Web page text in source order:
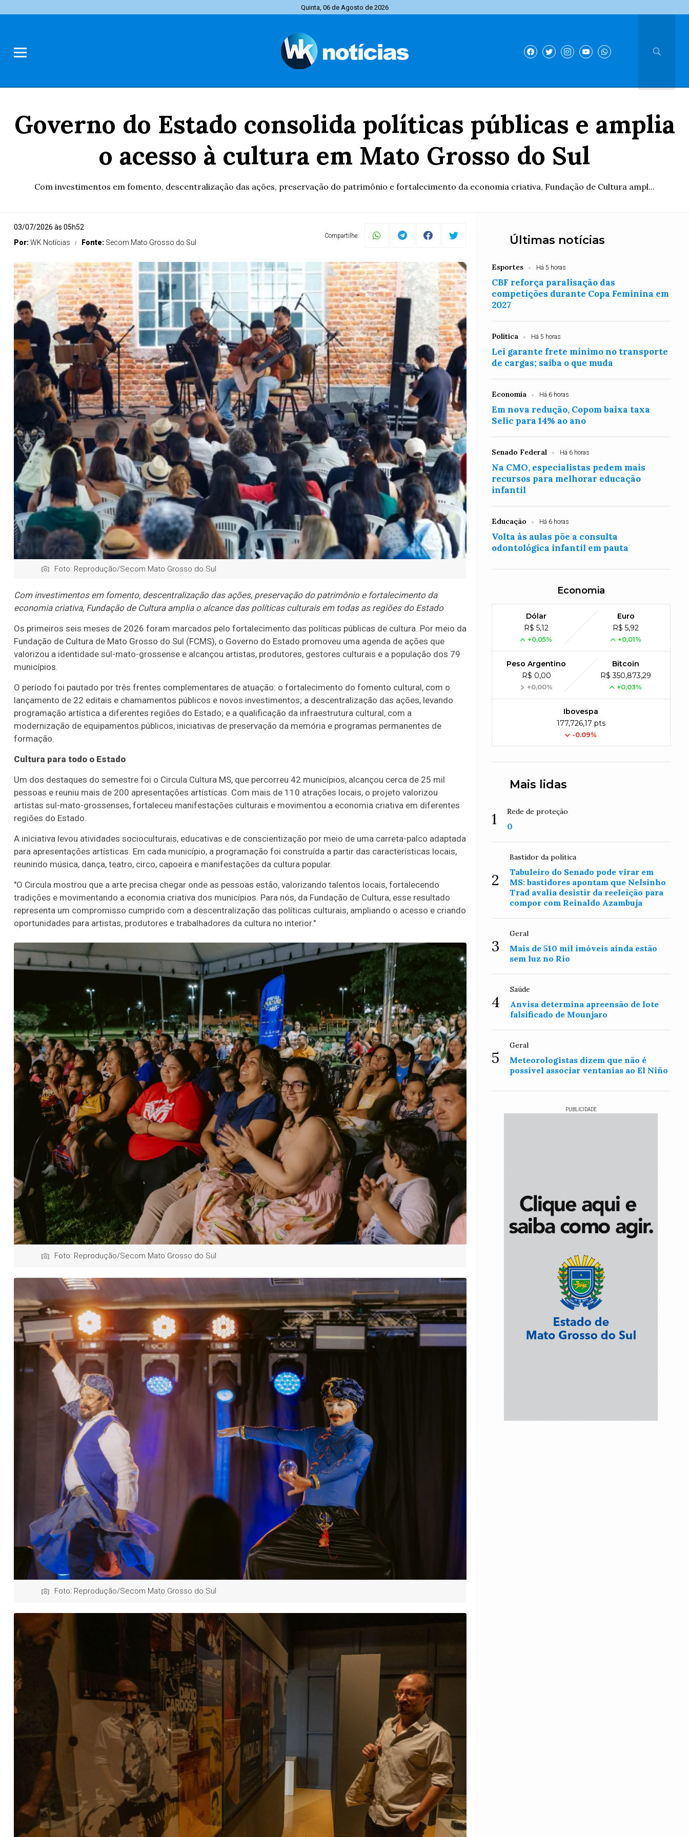
Quinta, 06 de Agosto de 2026
Governo do Estado consolida políticas públicas e amplia
o acesso à cultura em Mato Grosso do Sul
Com investimentos em fomento, descentralização das ações, preservação do patrimônio e fortalecimento da economia criativa, Fundação de Cultura ampl...
03/07/2026 às 05h52
Por:WK Notícias Fonte: Secom Mato Grosso do Sul
Compartilhe:
Foto: Reprodução/Secom Mato Grosso do Sul
Com investimentos em fomento, descentralização das ações, preservação do patrimônio e fortalecimento da
economia criativa, Fundação de Cultura amplia o alcance das políticas culturais em todas as regiões do Estado
Os primeiros seis meses de 2026 foram marcados pelo fortalecimento das políticas públicas de cultura. Por meio da
Fundação de Cultura de Mato Grosso do Sul (FCMS), o Governo do Estado promoveu uma agenda de ações que
valorizou a identidade sul-mato-grossense e alcançou artistas, produtores, gestores culturais e a população dos 79
municípios.
O período foi pautado por três frentes complementares de atuação: o fortalecimento do fomento cultural, com o
lançamento de 22 editais e chamamentos públicos e novos investimentos; a descentralização das ações, levando
programação artística a diferentes regiões do Estado; e a qualificação da infraestrutura cultural, com a
modernização de equipamentos públicos, iniciativas de preservação da memória e programas permanentes de
formação.
Cultura para todo o Estado
Um dos destaques do semestre foi o Circula Cultura MS, que percorreu 42 municípios, alcançou cerca de 25 mil
pessoas e reuniu mais de 200 apresentações artísticas. Com mais de 110 atrações locais, o projeto valorizou
artistas sul-mato-grossenses, fortaleceu manifestações culturais e movimentou a economia criativa em diferentes
regiões do Estado.
A iniciativa levou atividades socioculturais, educativas e de conscientização por meio de uma carreta-palco adaptada
para apresentações artísticas. Em cada município, a programação foi construída a partir das características locais,
reunindo música, dança, teatro, circo, capoeira e manifestações da cultura popular.
"O Circula mostrou que a arte precisa chegar onde as pessoas estão, valorizando talentos locais, fortalecendo
tradições e movimentando a economia criativa dos municípios. Para nós, da Fundação de Cultura, esse resultado
representa um compromisso cumprido com a descentralização das políticas culturais, ampliando o acesso e criando
oportunidades para artistas, produtores e trabalhadores da cultura no interior."
Foto: Reprodução/Secom Mato Grosso do Sul
Foto: Reprodução/Secom Mato Grosso do Sul
Últimas notícias
Esportes Há 5 horas
CBF reforça paralisação das
competições durante Copa Feminina em
2027
Política Há 5 horas
Lei garante frete mínimo no transporte
de cargas; saiba o que muda
Economia Há 6 horas
Em nova redução, Copom baixa taxa
Selic para 14% ao ano
Senado Federal Há 6 horas
Na CMO, especialistas pedem mais
recursos para melhorar educação
infantil
Educação Há 6 horas
Volta às aulas põe a consulta
odontológica infantil em pauta
Economia
Dólar
R$ 5,12
+0,05%
Euro
R$ 5,92
+0,01%
Peso Argentino
R$ 0,00
+0,00%
Bitcoin
R$ 350,873,29
+0,03%
Ibovespa
177,726,17 pts
-0.09%
Mais lidas
1 Rede de proteção
0
2
Bastidor da política
Tabuleiro do Senado pode virar em
MS: bastidores apontam que Nelsinho
Trad avalia desistir da reeleição para
compor com Reinaldo Azambuja
3
Geral
Mais de 510 mil imóveis ainda estão
sem luz no Rio
4
Saúde
Anvisa determina apreensão de lote
falsificado de Mounjaro
5
Geral
Meteorologistas dizem que não é
possível associar ventanias ao El Niño
PUBLICIDADE